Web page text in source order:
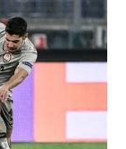
VOD
נבחרת ישראל
מכבי חיפה
בית"ר ירושלים
ליגה ספרדית
ליגה איטלקית
כדורסל נשים
מכבי תל אביב
הפועל ירושלים
יורוליג
טניס
כדורעף